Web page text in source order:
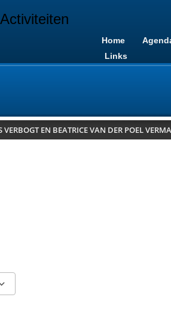
Home
Links
EN BEATRICE VAN DER POEL